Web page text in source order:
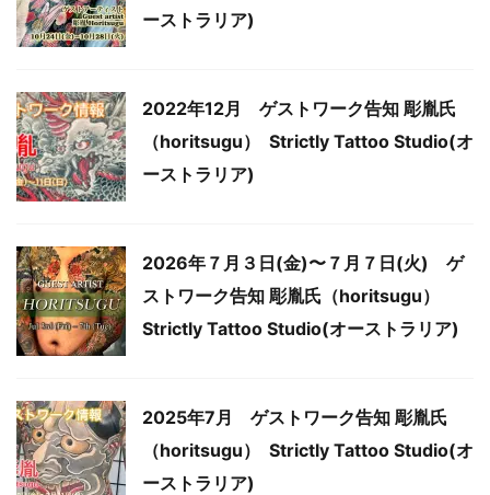
ーストラリア)
2022年12月 ゲストワーク告知 彫胤氏
（horitsugu） Strictly Tattoo Studio(オ
ーストラリア)
2026年７月３日(金)〜７月７日(火) ゲ
ストワーク告知 彫胤氏（horitsugu）
Strictly Tattoo Studio(オーストラリア)
2025年7月 ゲストワーク告知 彫胤氏
（horitsugu） Strictly Tattoo Studio(オ
ーストラリア)